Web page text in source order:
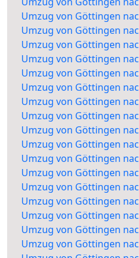
Umzug von Göttingen
Umzug von Göttingen
Umzug von Göttingen
Umzug von Göttingen
Umzug von Göttingen
Umzug von Göttingen
Umzug von Göttingen
Umzug von Göttingen
Umzug von Göttingen
Umzug von Göttingen
Umzug von Göttingen
Umzug von Göttingen
Umzug von Göttingen
Umzug von Göttingen
Umzug von Göttingen
Umzug von Göttingen
Umzug von Göttingen